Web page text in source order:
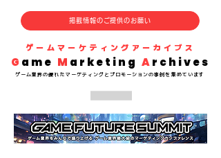
G ame M arketing Archives
​ゲーム業界の優れた マーケティングとプロモーションの事例を集めています
掲載情報のご提供のお願い
​ゲームマーケティングアーカイブス